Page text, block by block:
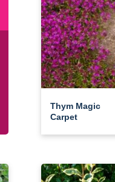
Thym Magic
Carpet